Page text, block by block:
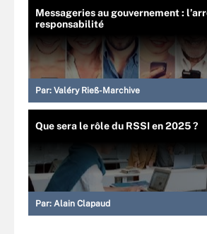
Messageries au gouvernement :
responsabilité
Par: Valéry Rieß-Marchive
Que sera le rôle du RSSI en 2025 ?
Par: Alain Clapaud